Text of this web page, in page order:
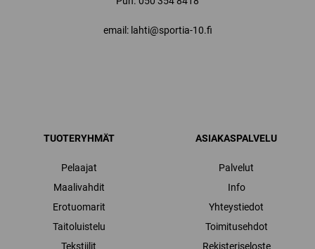
email: lahti@sportia-10.fi
TUOTERYHMÄT
Pelaajat
Maalivahdit
Erotuomarit
Taitoluistelu
Tekstiilit
ASIAKASPALVELU
Palvelut
Info
Yhteystiedot
Toimitusehdot
Rekisteriseloste